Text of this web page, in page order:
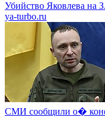
Убийство Яковлева на
ya-turbo.ru
СМИ сообщили о�